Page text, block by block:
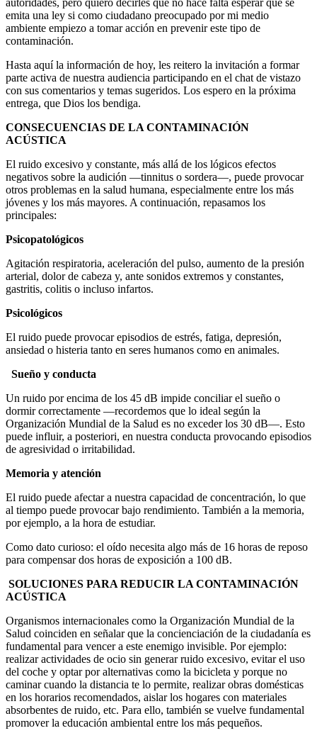
autoridades, pero quiero decirles que no hace falta esperar que se
emita una ley si como ciudadano preocupado por mi medio
ambiente empiezo a tomar acción en prevenir este tipo de
contaminación.
Hasta aquí la información de hoy, les reitero la invitación a formar
parte activa de nuestra audiencia participando en el chat de vistazo
con sus comentarios y temas sugeridos. Los espero en la próxima
entrega, que Dios los bendiga.
CONSECUENCIAS DE LA CONTAMINACIÓN
ACÚSTICA
El ruido excesivo y constante, más allá de los lógicos efectos
negativos sobre la audición —tinnitus o sordera—, puede provocar
otros problemas en la salud humana, especialmente entre los más
jóvenes y los más mayores. A continuación, repasamos los
principales:
Psicopatológicos
Agitación respiratoria, aceleración del pulso, aumento de la presión
arterial, dolor de cabeza y, ante sonidos extremos y constantes,
gastritis, colitis o incluso infartos.
Psicológicos
El ruido puede provocar episodios de estrés, fatiga, depresión,
ansiedad o histeria tanto en seres humanos como en animales.
Sueño y conducta
Un ruido por encima de los 45 dB impide conciliar el sueño o
dormir correctamente —recordemos que lo ideal según la
Organización Mundial de la Salud es no exceder los 30 dB—. Esto
puede influir, a posteriori, en nuestra conducta provocando episodios
de agresividad o irritabilidad.
Memoria y atención
El ruido puede afectar a nuestra capacidad de concentración, lo que
al tiempo puede provocar bajo rendimiento. También a la memoria,
por ejemplo, a la hora de estudiar.
Como dato curioso: el oído necesita algo más de 16 horas de reposo
para compensar dos horas de exposición a 100 dB.
SOLUCIONES PARA REDUCIR LA CONTAMINACIÓN
ACÚSTICA
Organismos internacionales como la Organización Mundial de la
Salud coinciden en señalar que la concienciación de la ciudadanía es
fundamental para vencer a este enemigo invisible. Por ejemplo:
realizar actividades de ocio sin generar ruido excesivo, evitar el uso
del coche y optar por alternativas como la bicicleta y porque no
caminar cuando la distancia te lo permite, realizar obras domésticas
en los horarios recomendados, aislar los hogares con materiales
absorbentes de ruido, etc. Para ello, también se vuelve fundamental
promover la educación ambiental entre los más pequeños.